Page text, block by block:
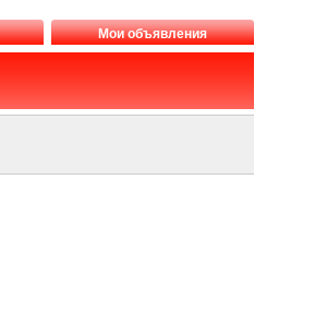
Мои объявления